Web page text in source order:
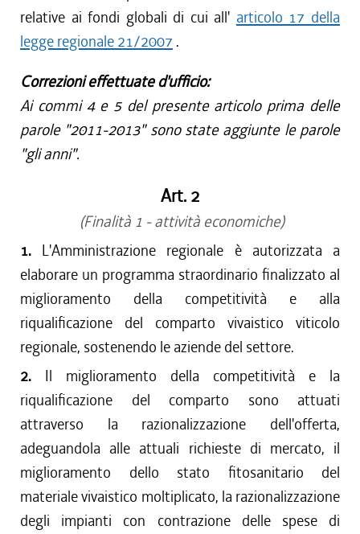
relative ai fondi globali di cui all' articolo 17 della
legge regionale 21/2007 .
Correzioni effettuate d'ufficio:
Ai commi 4 e 5 del presente articolo prima delle
parole "2011-2013" sono state aggiunte le parole
"gli anni".
Art. 2
(Finalità 1 - attività economiche)
1. L'Amministrazione regionale è autorizzata a
elaborare un programma straordinario finalizzato al
miglioramento della competitività e alla
riqualificazione del comparto vivaistico viticolo
regionale, sostenendo le aziende del settore.
2. Il miglioramento della competitività e la
riqualificazione del comparto sono attuati
attraverso la razionalizzazione dell'offerta,
adeguandola alle attuali richieste di mercato, il
miglioramento dello stato fitosanitario del
materiale vivaistico moltiplicato, la razionalizzazione
degli impianti con contrazione delle spese di